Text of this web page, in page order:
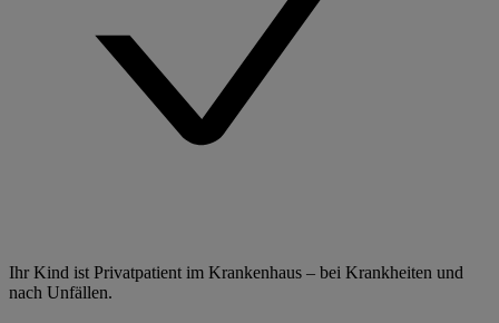
Ihr Kind ist Privatpatient im Krankenhaus – bei Krankheiten und
nach Unfällen.